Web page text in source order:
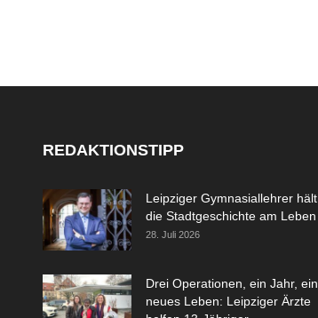
REDAKTIONSTIPP
Leipziger Gymnasiallehrer hält
die Stadtgeschichte am Leben
28. Juli 2026
Drei Operationen, ein Jahr, ein
neues Leben: Leipziger Ärzte